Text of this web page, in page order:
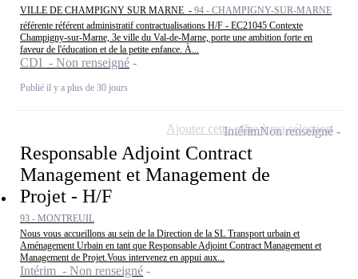
VILLE DE CHAMPIGNY SUR MARNE - 94 - CHAMPIGNY-SUR-MARNE
référente référent administratif contractualisations H/F - EC21045 Contexte
Champigny-sur-Marne, 3e ville du Val-de-Marne, porte une ambition forte en
faveur de l'éducation et de la petite enfance. À...
CDI - Non renseigné
Publié il y a plus de 30 jours
Responsable Adjoint Contract
Management et Management de
Projet - H/F
93 - MONTREUIL
Nous vous accueillons au sein de la Direction de la SL Transport urbain et
Aménagement Urbain en tant que Responsable Adjoint Contract Management et
Management de Projet.Vous intervenez en appui aux...
Intérim - Non renseigné
IntérimNon renseigné
Ajouter cette offre à ma sélection